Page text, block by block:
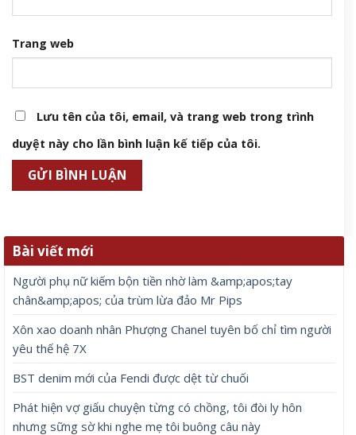
Trang web
Lưu tên của tôi, email, và trang web trong trình
duyệt này cho lần bình luận kế tiếp của tôi.
Bài viết mới
Người phụ nữ kiếm bộn tiền nhờ làm &amp;apos;tay
chân&amp;apos; của trùm lừa đảo Mr Pips
Xôn xao doanh nhân Phượng Chanel tuyên bố chỉ tìm người
yêu thế hệ 7X
BST denim mới của Fendi được dệt từ chuối
Phát hiện vợ giấu chuyện từng có chồng, tôi đòi ly hôn
nhưng sững sờ khi nghe mẹ tôi buông câu này